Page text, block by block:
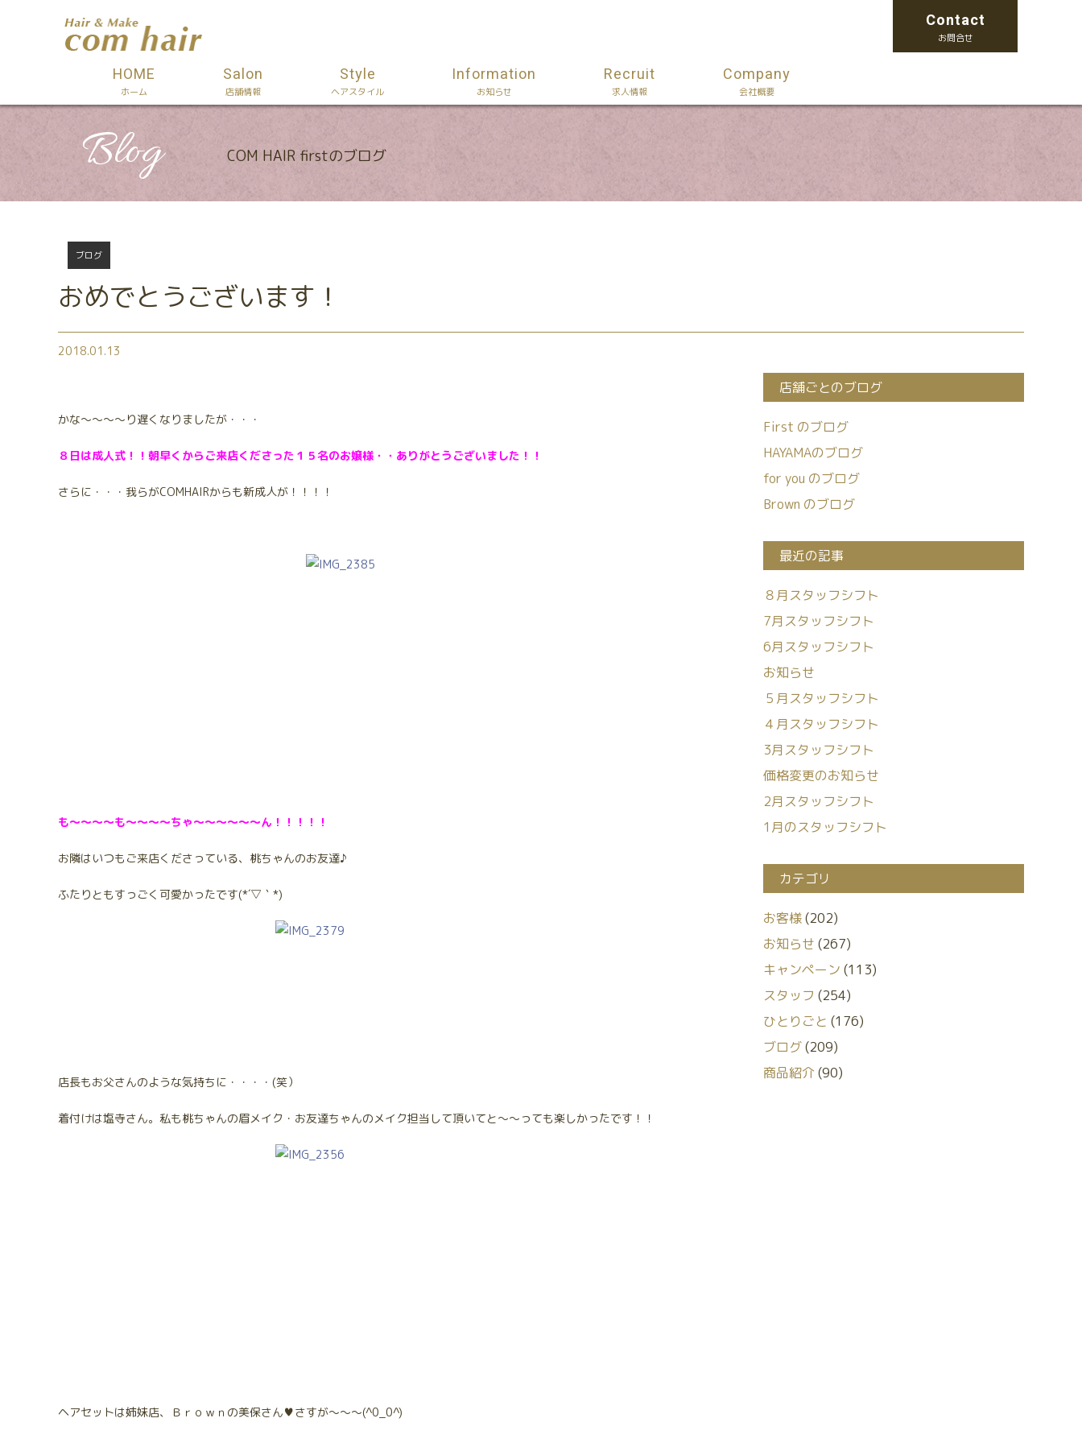
Contact
お問合せ
HOME
ホーム
Salon
店舗情報
Style
ヘアスタイル
Information
お知らせ
Recruit
求人情報
Company
会社概要
Blog COM HAIR firstのブログ
ブログ
おめでとうございます！
2018.01.13
かな～～～～り遅くなりましたが・・・
８日は成人式！！朝早くからご来店くださった１５名のお嬢様・・ありがとうございました！！
さらに・・・我らがCOMHAIRからも新成人が！！！！
も～～～～も～～～～ちゃ～～～～～～ん！！！！！
お隣はいつもご来店くださっている、桃ちゃんのお友達♪
ふたりともすっごく可愛かったです(*´▽｀*)
店長もお父さんのような気持ちに・・・・(笑）
着付けは塩寺さん。私も桃ちゃんの眉メイク・お友達ちゃんのメイク担当して頂いてと～～っても楽しかったです！！
ヘアセットは姉妹店、Ｂｒｏｗｎの美保さん♥さすが～～～(^0_0^)
店舗ごとのブログ
First のブログ
HAYAMAのブログ
for you のブログ
Brown のブログ
最近の記事
８月スタッフシフト
7月スタッフシフト
6月スタッフシフト
お知らせ
５月スタッフシフト
４月スタッフシフト
3月スタッフシフト
価格変更のお知らせ
2月スタッフシフト
1月のスタッフシフト
カテゴリ
お客様(202)
お知らせ (267)
キャンペーン (113)
スタッフ (254)
ひとりごと (176)
ブログ(209)
商品紹介 (90)